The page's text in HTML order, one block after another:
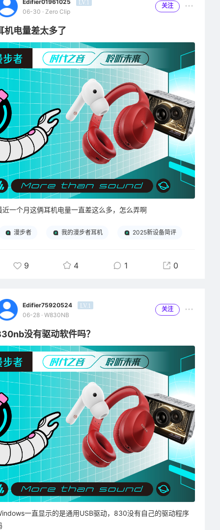
Edifier01961025 LV.1
06-30 · Zero Clip
关注
机电量差太多了
近一个月这俩耳机电量一直差这么多，怎么弄啊
漫步者 我的漫步者耳机 2025新设备简评
9 4 1 0
Edifier75920524 LV.1
06-28 · W830NB
关注
没有驱动软件吗？
一直显示的是通用USB驱动，830没有自己的驱动程序